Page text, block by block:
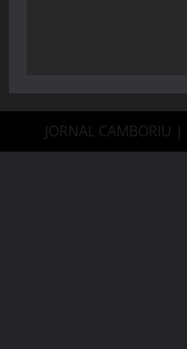
JORNAL CAMBORIU |